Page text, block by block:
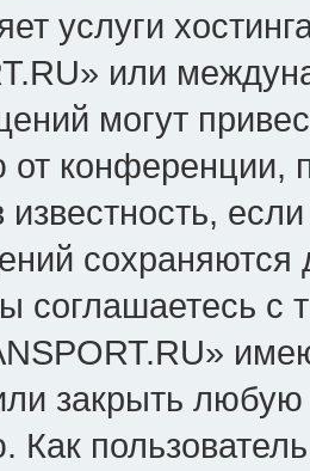
услуги
или
могут
от конференции,
известность,
сохраняются
соглашаетесь
закрыть
Как